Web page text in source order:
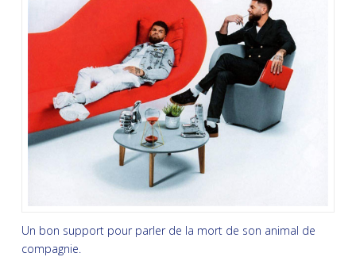
Un bon support pour parler de la mort de son animal de
compagnie.